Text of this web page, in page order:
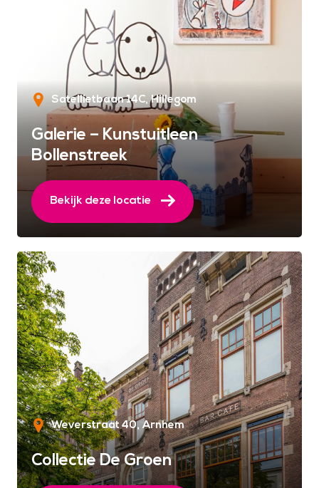
Satellietbaan 14C Hillegom
Galerie – Kunstuitleen
Bollenstreek
Bekijk deze locatie
Weverstraat 40 Arnhem
Collectie De Groen